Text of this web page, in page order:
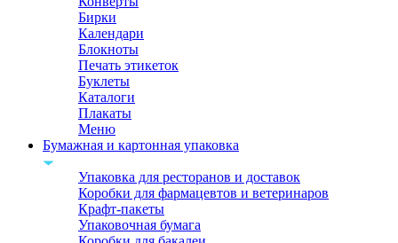
Бирки
Календари
Блокноты
Печать этикеток
Буклеты
Каталоги
Плакаты
Меню
Бумажная и картонная упаковка
Упаковка для ресторанов и доставок
Коробки для фармацевтов и ветеринаров
Крафт-пакеты
Упаковочная бумага